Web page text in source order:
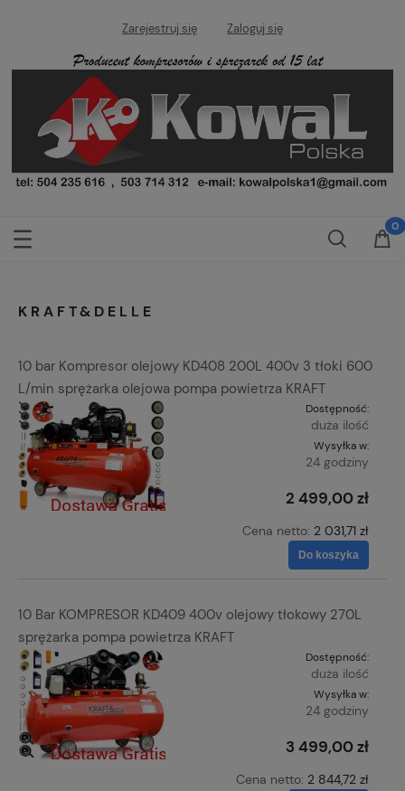
Zarejestruj się Zaloguj się
KRAFT&DELLE
10 bar Kompresor olejowy KD408 200L 400v 3 tłoki 600
L/min sprężarka olejowa pompa powietrza KRAFT
Dostępność:
duża ilość
Wysyłka w:
24 godziny
2 499,00 zł
Cena netto: 2 031,71 zł
Do koszyka
10 Bar KOMPRESOR KD409 400v olejowy tłokowy 270L
sprężarka pompa powietrza KRAFT
Dostępność:
duża ilość
Wysyłka w:
24 godziny
3 499,00 zł
Cena netto: 2 844,72 zł